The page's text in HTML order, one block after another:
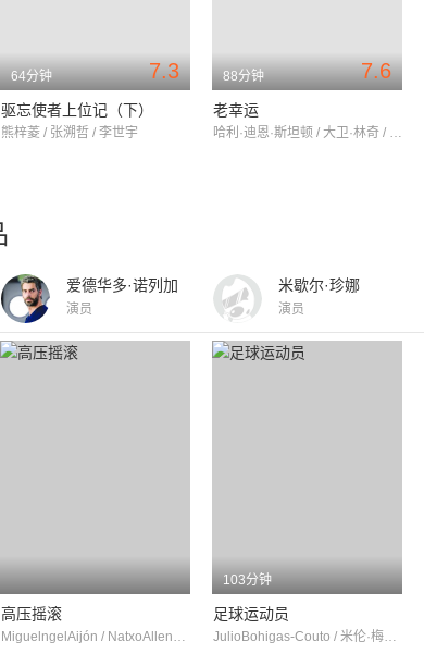
7.3
64分钟
驱忘使者上位记（下）
熊梓菱 / 张溯哲 / 李世宇
7.6
88分钟
老幸运
哈利·迪恩·斯坦顿 / 大卫·林奇 / 朗·里维斯顿
爱德华多·诺列加
演员
米歇尔·珍娜
演员
高压摇滚
MiguelngelAijón / NatxoAllende / MiguelngelAparicio
103分钟
足球运动员
JulioBohigas-Couto / 米伦·梅耶 / 冬妮·阿科斯塔